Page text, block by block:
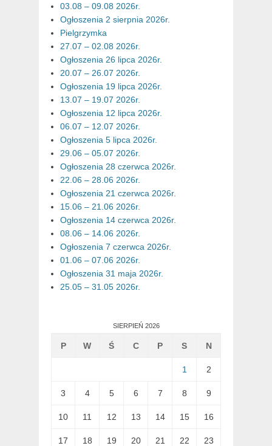
03.08 – 09.08 2026r.
Ogłoszenia 2 sierpnia 2026r.
Pielgrzymka
27.07 – 02.08 2026r.
Ogłoszenia 26 lipca 2026r.
20.07 – 26.07 2026r.
Ogłoszenia 19 lipca 2026r.
13.07 – 19.07 2026r.
Ogłoszenia 12 lipca 2026r.
06.07 – 12.07 2026r.
Ogłoszenia 5 lipca 2026r.
29.06 – 05.07 2026r.
Ogłoszenia 28 czerwca 2026r.
22.06 – 28.06 2026r.
Ogłoszenia 21 czerwca 2026r.
15.06 – 21.06 2026r.
Ogłoszenia 14 czerwca 2026r.
08.06 – 14.06 2026r.
Ogłoszenia 7 czerwca 2026r.
01.06 – 07.06 2026r.
Ogłoszenia 31 maja 2026r.
25.05 – 31.05 2026r.
SIERPIEŃ 2026
P W Ś C P S N
1 2
3 4 5 6 7 8 9
10 11 12 13 14 15 16
17 18 19 20 21 22 23